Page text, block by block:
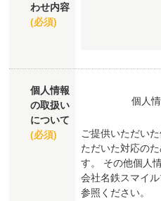
わせ内容
(必須)
個人情報
の取扱い
について
(必須)
個人
ご提供いただい
ただいた対応の
す。 その他個人
会社名鉄スマイ
参照ください。